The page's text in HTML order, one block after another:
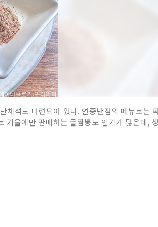
체석도 마련되어 있다. 연중반점의 메뉴로는
겨울에만 판매하는 굴짬뽕도 인기가 많은데,